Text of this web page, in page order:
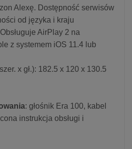
Alexę. Dostępność serwisów
od języka i kraju
AirPlay 2 na
z systemem iOS 11.4 lub
x gł.): 182.5 x 120 x 130.5
: głośnik Era 100, kabel
instrukcja obsługi i